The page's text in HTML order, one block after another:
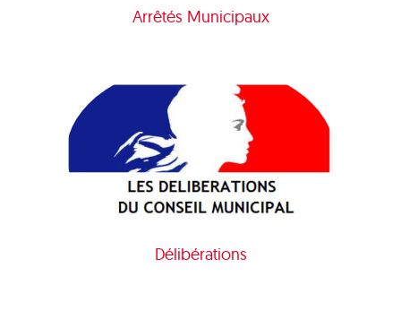
Arrêtés Municipaux
Délibérations